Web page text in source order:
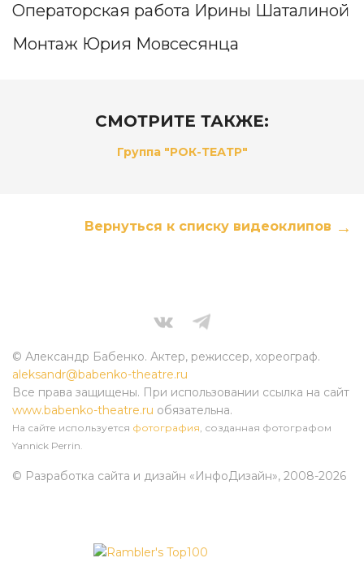
Операторская работа Ирины Шаталиной
Монтаж Юрия Мовсесянца
СМОТРИТЕ ТАКЖЕ:
Группа "РОК-ТЕАТР"
Вернуться к списку видеоклипов
© Александр Бабенко. Актер, режиссер, хореограф.
aleksandr@babenko-theatre.ru
Все права защищены. При использовании ссылка на сайт
www.babenko-theatre.ru обязательна.
На сайте используется фотография , созданная фотографом
Yannick Perrin.
© Разработка сайта и дизайн «ИнфоДизайн», 2008-2026